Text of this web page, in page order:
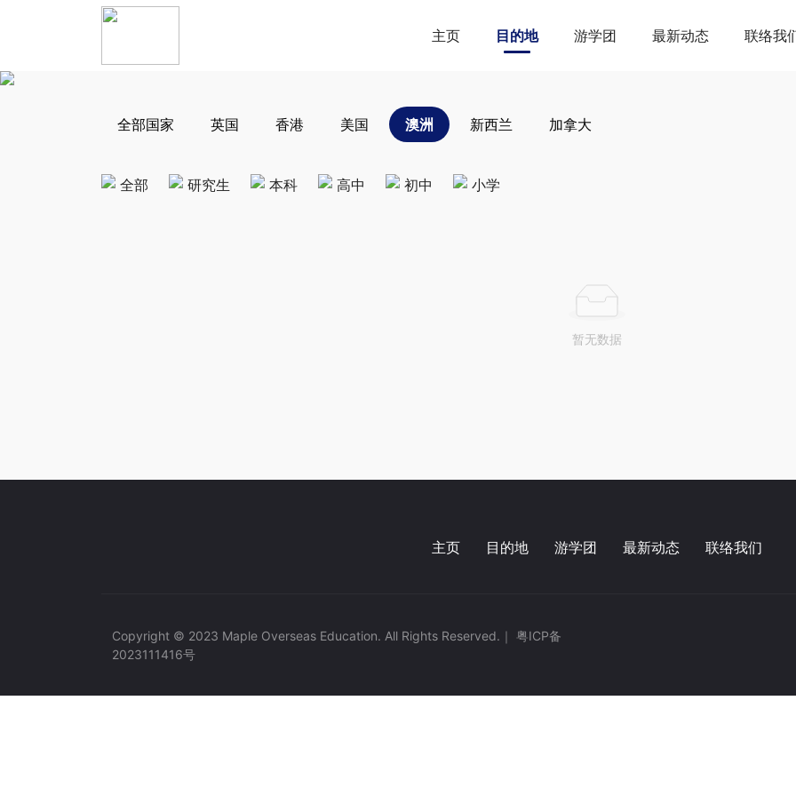
主页 目的地 游学团 最新动态 联络我
全部国家 英国 香港 美国 澳洲 新西兰 加拿大
全部 研究生 本科 高中 初中 小学
暂无数据
主页 目的地 游学团 最新动态 联络我们
Copyright © 2023 Maple Overseas Education. All Rights Reserved.｜ 粤ICP备
2023111416号